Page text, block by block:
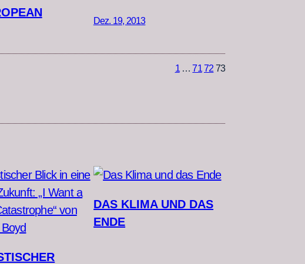
Dez. 19, 2013
1 … 7172 73
DAS KLIMA UND DAS
ENDE